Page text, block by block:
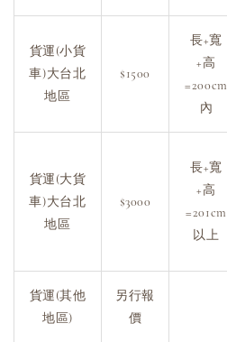
貨運(小貨
車)大台北
地區
$1500
長+寬
+高
=200cm
內
貨運(大貨
車)大台北
地區
$3000
長+寬
+高
=201cm
以上
貨運(其他
地區)
另行報
價